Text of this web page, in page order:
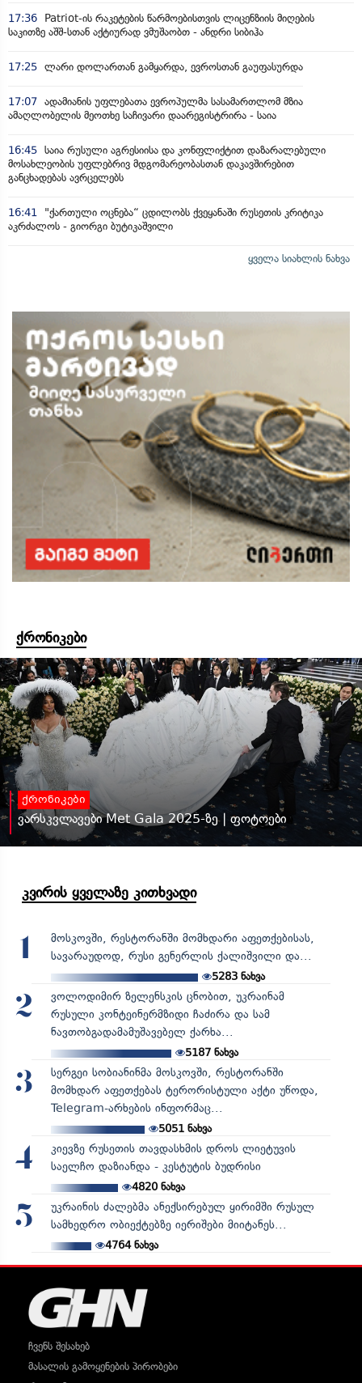
17:36
Patriot-ის რაკეტების წარმოებისთვის ლიცენზიის მიღების
საკითზე აშშ-სთან აქტიურად ვმუშაობთ - ანდრი სიბიჰა
17:25 ლარი დოლართან გამყარდა, ევროსთან გაუფასურდა
17:07 ადამიანის უფლებათა ევროპულმა სასამართლომ მზია
ამაღლობელის მეოთხე საჩივარი დაარეგისტრირა - საია
16:45 საია რუსული აგრესიისა და კონფლიქტით დაზარალებული
მოსახლეობის უფლებრივ მდგომარეობასთან დაკავშირებით
განცხადებას ავრცელებს
16:41
"ქართული ოცნება“ ცდილობს ქვეყანაში რუსეთის კრიტიკა
აკრძალოს - გიორგი ბუტიკაშვილი
ყველა სიახლის ნახვა
ქრონიკები
ქრონიკები
ვარსკვლავები Met Gala 2025-ზე | ფოტოები
კვირის ყველაზე კითხვადი
1
მოსკოვში, რესტორანში მომხდარი აფეთქებისას,
სავარაუდოდ, რუსი გენერლის ქალიშვილი და...
5283 ნახვა
2
ვოლოდიმირ ზელენსკის ცნობით, უკრაინამ
რუსული კონტეინერმზიდი ჩაძირა და სამ
ნავთობგადამამუშავებელ ქარხა...
5187ნახვა
3
სერგეი სობიანინმა მოსკოვში, რესტორანში
მომხდარ აფეთქებას ტერორისტული აქტი უწოდა,
Telegram-არხების ინფორმაც...
5051ნახვა
4
კიევზე რუსეთის თავდასხმის დროს ლიეტუვის
საელჩო დაზიანდა - კესტუტის ბუდრისი
4820ნახვა
5
უკრაინის ძალებმა ანექსირებულ ყირიმში რუსულ
სამხედრო ობიექტებზე იერიშები მიიტანეს...
4764ნახვა
ჩვენს შესახებ
მასალის გამოყენების პირობები